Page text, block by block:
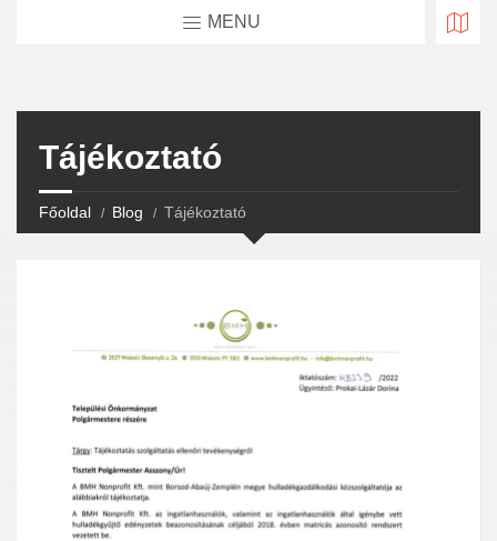
MENU
Tájékoztató
Főoldal Blog Tájékoztató